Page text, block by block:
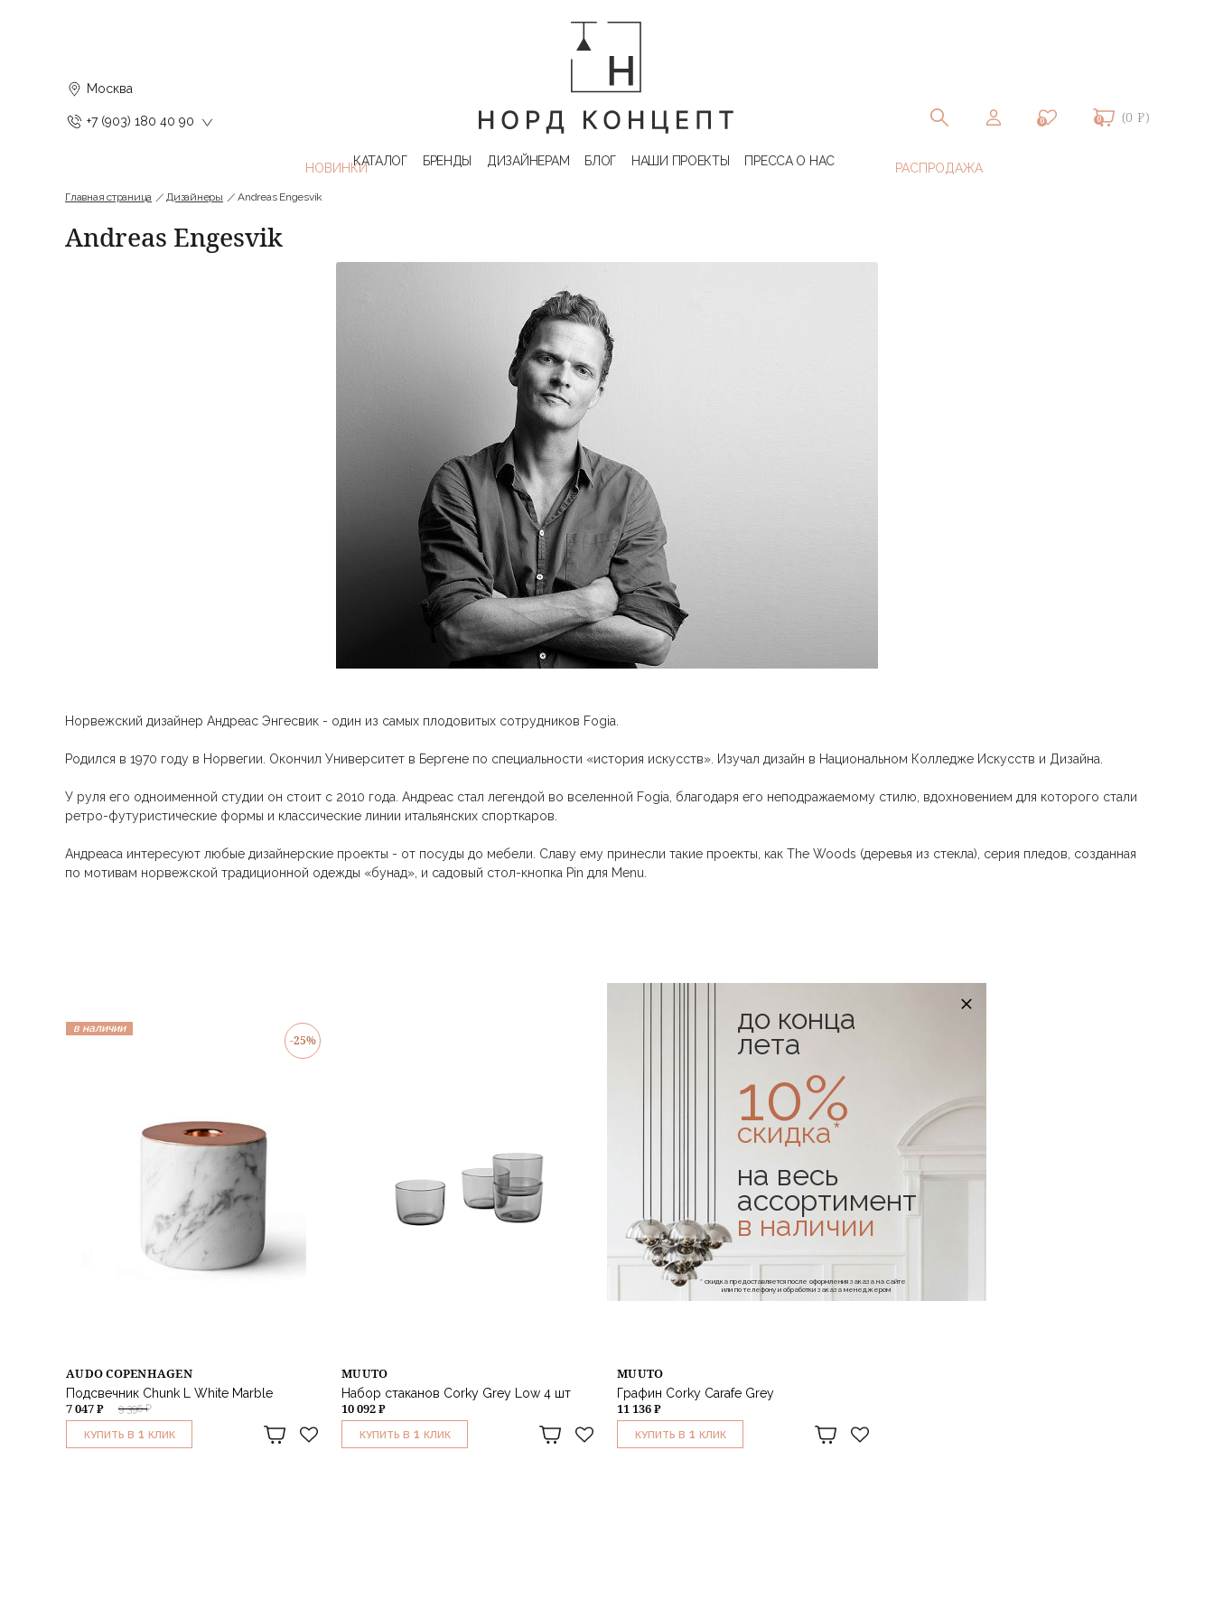
Москва
+7 (903) 180 40 90 0 0 (0 ₽)
КАТАЛОГ БРЕНДЫ ДИЗАЙНЕРАМ БЛОГ НАШИ ПРОЕКТЫ ПРЕССА О НАС
Главная страница Дизайнеры Andreas Engesvik
Andreas Engesvik
Норвежский дизайнер Андреас Энгесвик - один из самых плодовитых сотрудников Fogia.
Родился в 1970 году в Норвегии. Окончил Университет в Бергене по специальности «история искусств». Изучал дизайн в Национальном Колледже Искусств и Дизайна.
У руля его одноименной студии он стоит с 2010 года. Андреас стал легендой во вселенной Fogia, благодаря его неподражаемому стилю, вдохновением для которого стали
ретро-футуристические формы и классические линии итальянских спорткаров.
Андреаса интересуют любые дизайнерские проекты - от посуды до мебели. Славу ему принесли такие проекты, как The Woods (деревья из стекла), серия пледов, созданная
по мотивам норвежской традиционной одежды «бунад», и садовый стол-кнопка Pin для Menu.
в наличии
-25%
AUDO COPENHAGEN
Подсвечник Chunk L White Marble
9 396 ₽
7 047 ₽
КУПИТЬ В 1 КЛИК
MUUTO
Набор стаканов Corky Grey Low 4 шт
10 092 ₽
КУПИТЬ В 1 КЛИК
MUUTO
Графин Corky Carafe Grey
11 136 ₽
КУПИТЬ В 1 КЛИК
до конца
лета
10%
скидка*
на весь
ассортимент
в наличии
* скидка предоставляется после оформления заказа на сайте
или по телефону и обработки заказа менеджером